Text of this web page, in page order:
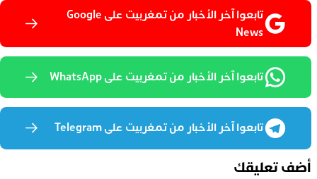
تابعوا آخر الأخبار من تمغربيت على Google
News
تابعوا آخر الأخبار من تمغربيت على WhatsApp
تابعوا آخر الأخبار من تمغربيت على Telegram
أضف تعليقك